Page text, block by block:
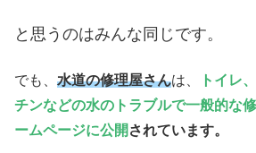
と思うのはみんな同じです。
でも、 水道の修理屋さんは、
トイレ
チンなどの水のトラブルで一般的な
ームページに公開 されています。